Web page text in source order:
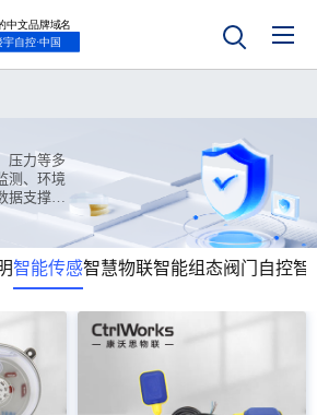
压力等多
测、环境
据支撑能
智能传感智慧物联智能组态阀门自控智